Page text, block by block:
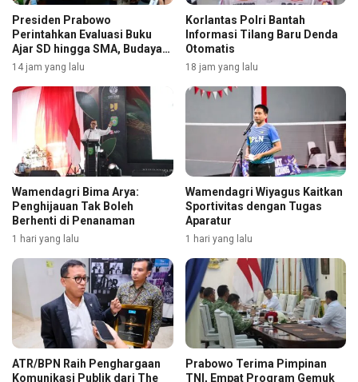
Presiden Prabowo
Perintahkan Evaluasi Buku
Ajar SD hingga SMA, Budaya
Membaca Digenjot
14 jam yang lalu
Korlantas Polri Bantah
Informasi Tilang Baru Denda
Otomatis
18 jam yang lalu
Wamendagri Bima Arya:
Penghijauan Tak Boleh
Berhenti di Penanaman
1 hari yang lalu
Wamendagri Wiyagus Kaitkan
Sportivitas dengan Tugas
Aparatur
1 hari yang lalu
ATR/BPN Raih Penghargaan
Komunikasi Publik dari The
Prabowo Terima Pimpinan
TNI, Empat Program Gemuk